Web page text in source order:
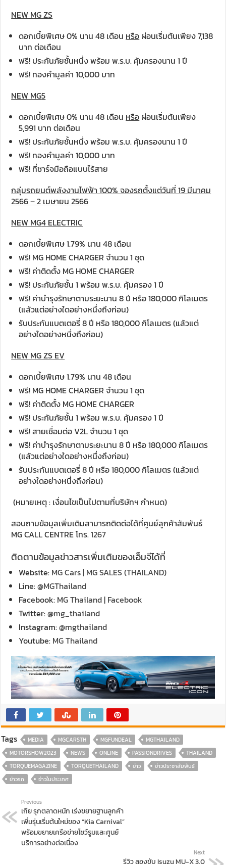
NEW MG ZS
ดอกเบี้ยพิเศษ 0% นาน 48 เดือน หรือ ผ่อนเริ่มต้นเพียง 7,138
บาท ต่อเดือน
ฟรี! ประกันภัยชั้นหนึ่ง พร้อม พ.ร.บ. คุ้มครองนาน 1 ปี
ฟรี! ทองคำมูลค่า 10,000 บาท
NEW MG5
ดอกเบี้ยพิเศษ 0% นาน 48 เดือน หรือ ผ่อนเริ่มต้นเพียง
5,991 บาท ต่อเดือน
ฟรี! ประกันภัยชั้นหนึ่ง พร้อม พ.ร.บ. คุ้มครองนาน 1 ปี
ฟรี! ทองคำมูลค่า 10,000 บาท
ฟรี! ที่ชาร์จมือถือแบบไร้สาย
กลุ่มรถยนต์พลังงานไฟฟ้า 100% จองรถตั้งแต่วันที่ 19 มีนาคม
2566 – 2 เมษายน 2566
NEW MG4 ELECTRIC
ดอกเบี้ยพิเศษ 1.79% นาน 48 เดือน
ฟรี! MG HOME CHARGER จำนวน 1 ชุด
ฟรี! ค่าติดตั้ง MG HOME CHARGER
ฟรี! ประกันภัยชั้น 1 พร้อม พ.ร.บ. คุ้มครอง 1 ปี
ฟรี! ค่าบำรุงรักษาตามระยะนาน 8 ปี หรือ 180,000 กิโลเมตร
(แล้วแต่อย่างใดอย่างหนึ่งถึงก่อน)
รับประกันแบตเตอรี่ 8 ปี หรือ 180,000 กิโลเมตร (แล้วแต่
อย่างใดอย่างหนึ่งถึงก่อน)
NEW MG ZS EV
ดอกเบี้ยพิเศษ 1.79% นาน 48 เดือน
ฟรี! MG HOME CHARGER จำนวน 1 ชุด
ฟรี! ค่าติดตั้ง MG HOME CHARGER
ฟรี! ประกันภัยชั้น 1 พร้อม พ.ร.บ. คุ้มครอง 1 ปี
ฟรี! สายเชื่อมต่อ V2L จำนวน 1 ชุด
ฟรี! ค่าบำรุงรักษาตามระยะนาน 8 ปี หรือ 180,000 กิโลเมตร
(แล้วแต่อย่างใดอย่างหนึ่งถึงก่อน)
รับประกันแบตเตอรี่ 8 ปี หรือ 180,000 กิโลเมตร (แล้วแต่
อย่างใดอย่างหนึ่งถึงก่อน)
(หมายเหตุ : เงื่อนไขเป็นไปตามที่บริษัทฯ กำหนด)
สอบถามข้อมูลเพิ่มเติมสามารถติดต่อได้ที่ศูนย์ลูกค้าสัมพันธ์
MG CALL CENTRE โทร.1267
ติดตามข้อมูลข่าวสารเพิ่มเติมของเอ็มจีได้ที่
Website: MG Cars | MG SALES (THAILAND)
Line:@MGThailand
Facebook: MG Thailand | Facebook
Twitter:@mg_thailand
Instagram:@mgthailand
Youtube: MG Thailand
Tags MEDIA MGCARSTH MGFUNDEAL
MGTHAILAND
MOTORSHOW2023
NEWS ONLINE PASSIONDRIVES
THAILAND
TORQUEMAGAZINE
TORQUETHAILAND ข่าว
ข่าวประชาสัมพันธ์
ข่าวรถ
ข่าวในประเทศ
Previous
เกีย รุกตลาดหนัก เร่งขยายฐานลูกค้า
เพิ่มรุ่นเริ่มต้นใหม่ของ “Kia Carnival”
พร้อมขยายเครือข่ายโชว์รูมและศูนย์
บริการอย่างต่อเนื่อง
Next
รีวิว ลองขับ Isuzu MU-X 3.0